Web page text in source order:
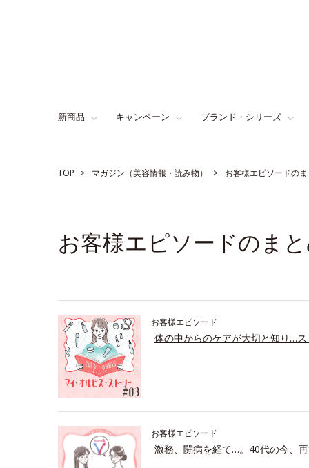
新商品 キャンペーン ブランド・シリーズ
TOP マガジン（美容情報・読み物） お客様エピソードの
お客様エピソードのま
お客様エピソード
体の中からのケアが大切と知り…
お客様エピソード
激務、闘病を経て…。40代の今、